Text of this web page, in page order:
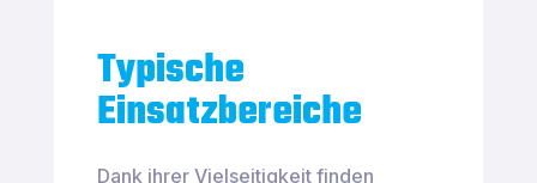
Typische
Einsatzbereiche
Dank ihrer Vielseitigkeit finden